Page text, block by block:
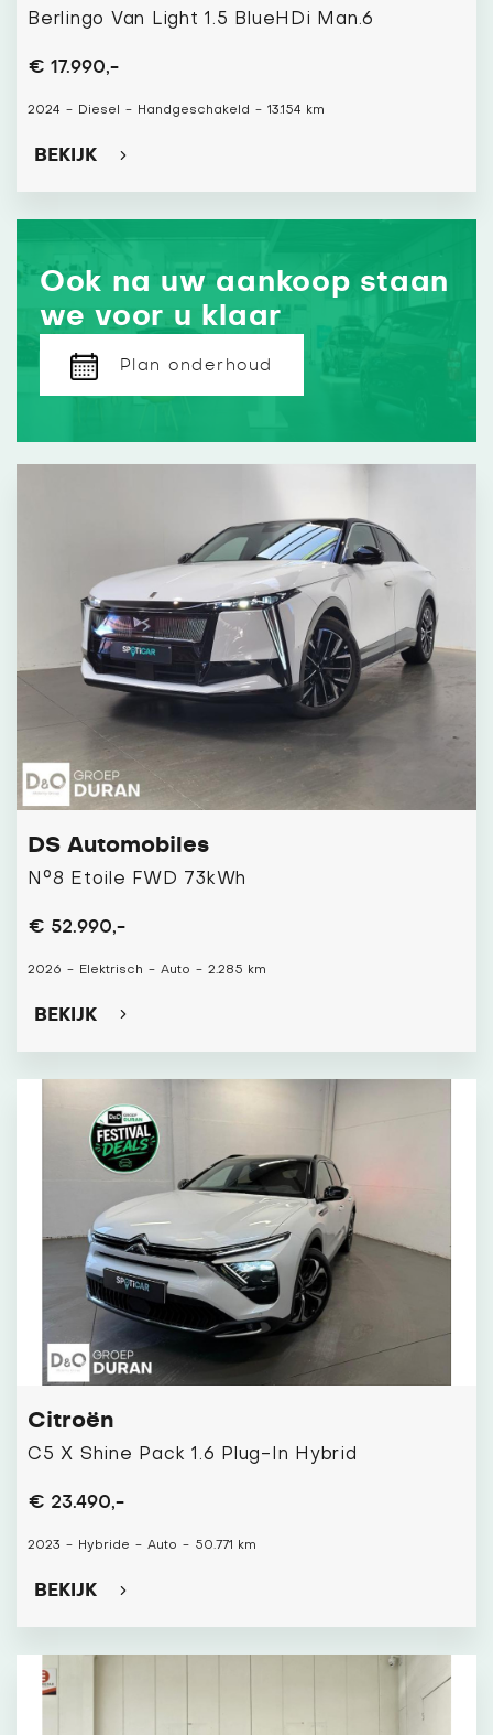
Berlingo Van Light 1.5 BlueHDi Man.6
€ 17.990,-
2024 - Diesel - Handgeschakeld - 13.154 km
BEKIJK
Ook na uw aankoop staan
we voor u klaar
Plan onderhoud
DS Automobiles
N°8 Etoile FWD 73kWh
€ 52.990,-
2026 - Elektrisch - Auto - 2.285 km
BEKIJK
Citroën
C5 X Shine Pack 1.6 Plug-In Hybrid
€ 23.490,-
2023 - Hybride - Auto - 50.771 km
BEKIJK